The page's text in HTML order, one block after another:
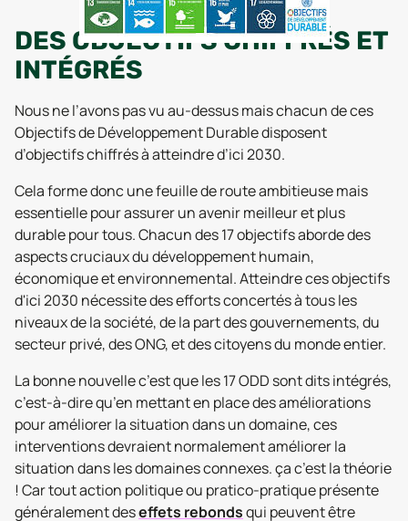
DES OBJECTIFS CHIFFRÉS ET
INTÉGRÉS
Nous ne l’avons pas vu au-dessus mais chacun de ces
Objectifs de Développement Durable disposent
d’objectifs chiffrés à atteindre d’ici 2030.
Cela forme donc une feuille de route ambitieuse mais
essentielle pour assurer un avenir meilleur et plus
durable pour tous. Chacun des 17 objectifs aborde des
aspects cruciaux du développement humain,
économique et environnemental. Atteindre ces objectifs
d'ici 2030 nécessite des efforts concertés à tous les
niveaux de la société, de la part des gouvernements, du
secteur privé, des ONG, et des citoyens du monde entier.
La bonne nouvelle c’est que les 17 ODD sont dits intégrés,
c’est-à-dire qu’en mettant en place des améliorations
pour améliorer la situation dans un domaine, ces
interventions devraient normalement améliorer la
situation dans les domaines connexes. ça c’est la théorie
! Car tout action politique ou pratico-pratique présente
généralement deseffets rebondsqui peuvent être